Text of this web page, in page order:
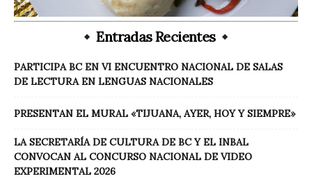
Entradas Recientes
PARTICIPA BC EN VI ENCUENTRO NACIONAL DE SALAS
DE LECTURA EN LENGUAS NACIONALES
PRESENTAN EL MURAL «TIJUANA, AYER, HOY Y SIEMPRE»
LA SECRETARÍA DE CULTURA DE BC Y EL INBAL
CONVOCAN AL CONCURSO NACIONAL DE VIDEO
EXPERIMENTAL 2026